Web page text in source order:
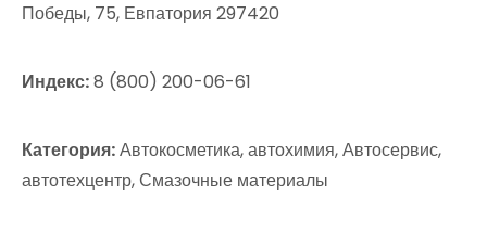
Победы, 75, Евпатория 297420
Индекс:8 (800) 200-06-61
Категория:Автокосметика, автохимия, Автосервис,
автотехцентр, Смазочные материалы